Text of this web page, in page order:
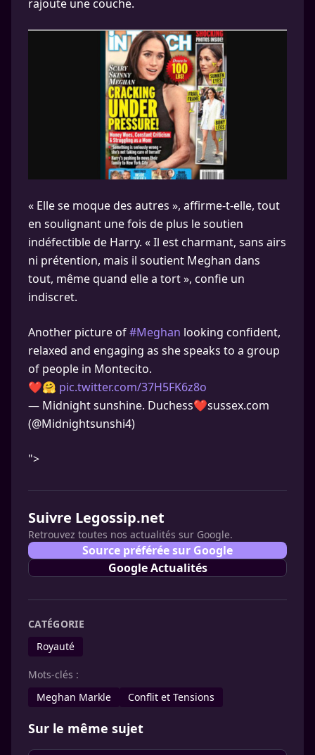
rajoute une couche.
« Elle se moque des autres », affirme-t-elle, tout
en soulignant une fois de plus le soutien
indéfectible de Harry. « Il est charmant, sans airs
ni prétention, mais il soutient Meghan dans
tout, même quand elle a tort », confie un
indiscret.
Another picture of#Meghan looking confident,
relaxed and engaging as she speaks to a group
of people in Montecito.
❤️🤗 pic.twitter.com/37H5FK6z8o
— Midnight sunshine. Duchess❤️sussex.com
(@Midnightsunshi4)
">
Suivre Legossip.net
Retrouvez toutes nos actualités sur Google.
Source préférée sur Google
Google Actualités
CATÉGORIE
Royauté
Mots-clés :
Meghan Markle
Conflit et Tensions
Sur le même sujet